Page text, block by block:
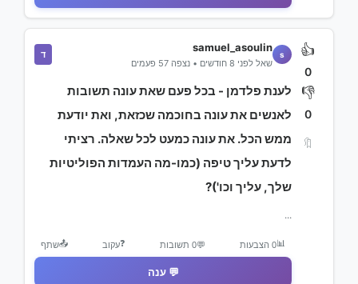
👍
0
👎
0
🔖
s
samuel_asoulin
שאל לפני 8 חודשים • נצפה 57 פעמים
ד
לענת פלדמן - בכל פעם שאת עונה תשובות
לאנשים את עונה בחוכמה שכזאת, ואת יודעת
ממש הכל. את עונה כמעט לכל שאלה. רציתי
לדעת עליך טיפה (כמו-מה העמדות הפוליטיות
שלך, עליך וכו')?
...
📊0 הצבעות 💬0 תשובות ❓עקוב 📤שתף
💬 ענה